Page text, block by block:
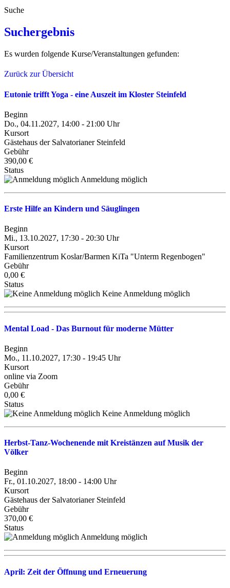
Suche
Suchergebnis
Es wurden folgende Kurse/Veranstaltungen gefunden:
Zurück zur Übersicht
Eutonie trifft Yoga - eine Auszeit im Kloster Steinfeld
Beginn
Do., 04.11.2027, 14:00 - 21:00 Uhr
Kursort
Gästehaus der Salvatorianer Steinfeld
Gebühr
390,00 €
Status
Anmeldung möglich
Erste Hilfe an Kindern und Säuglingen
Beginn
Mi., 13.10.2027, 17:30 - 20:30 Uhr
Kursort
Familienzentrum Koslar/Barmen KiTa "Unterm Regenbogen"
Gebühr
0,00 €
Status
Keine Anmeldung möglich
Mental Load - Das Burnout für moderne Mütter
Beginn
Mo., 11.10.2027, 17:30 - 19:45 Uhr
Kursort
online via Zoom
Gebühr
0,00 €
Status
Keine Anmeldung möglich
Herbst-Tanz-Wochenende mit Kreistänzen auf Musik der
Völker
Beginn
Fr., 01.10.2027, 18:00 - 14:00 Uhr
Kursort
Gästehaus der Salvatorianer Steinfeld
Gebühr
370,00 €
Status
Anmeldung möglich
April: Zeit der Öffnung und Erneuerung